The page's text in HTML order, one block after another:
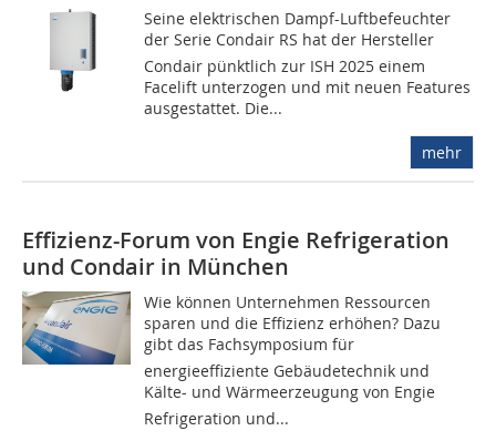
Seine elektrischen Dampf-Luftbefeuchter
der Serie Condair RS hat der Hersteller
Condair pünktlich zur ISH 2025 einem
Facelift unterzogen und mit neuen Features
ausgestattet. Die...
mehr
Effizienz-Forum von Engie Refrigeration
und Condair in München
Wie können Unternehmen Ressourcen
sparen und die Effizienz erhöhen? Dazu
gibt das Fachsymposium für
energieeffiziente Gebäudetechnik und
Kälte- und Wärmeerzeugung von Engie
Refrigeration und...